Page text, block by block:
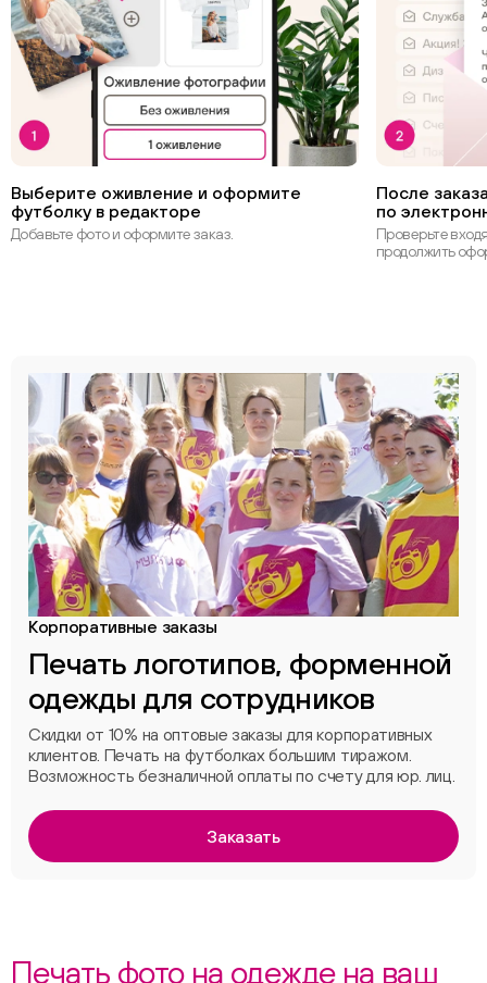
Выберите оживление и оформите
футболку в редакторе
Добавьте фото и оформите заказ.
После
по
Проверьте
продолжить
Корпоративные заказы
Печать логотипов, форменной
одежды для сотрудников
Скидки от 10% на оптовые заказы для корпоративных
клиентов. Печать на футболках большим тиражом.
Возможность безналичной оплаты по счету для юр. лиц.
Заказать
Печать фото на одежде на ваш